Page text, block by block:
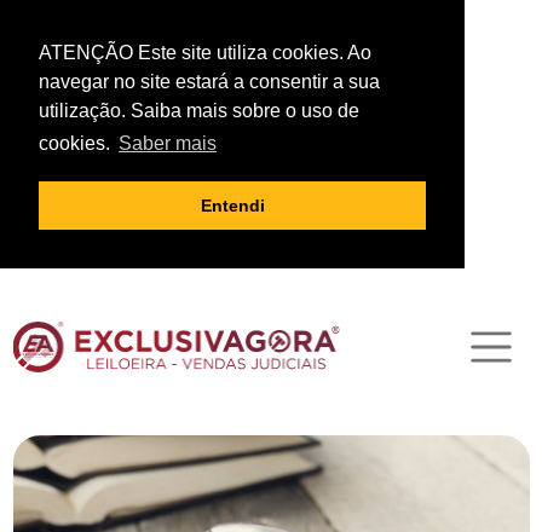
ATENÇÃO Este site utiliza cookies. Ao
navegar no site estará a consentir a sua
utilização. Saiba mais sobre o uso de
cookies. Saber mais
Entendi